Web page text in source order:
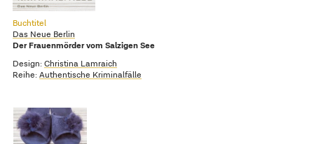
Buchtitel
Das Neue Berlin
Der Frauenmörder vom Salzigen See
Design: Christina Lamraich
Reihe: Authentische Kriminalfälle